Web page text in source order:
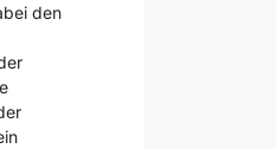
den